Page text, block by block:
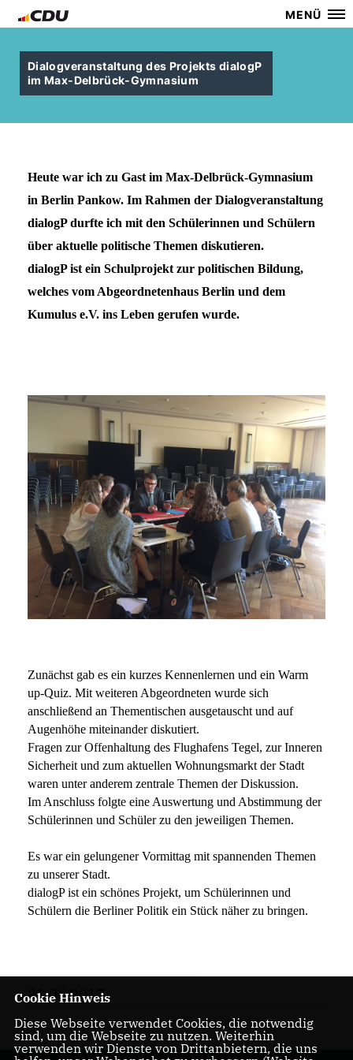
MENÜ
Dialogveranstaltung des Projekts dialogP
im Max-Delbrück-Gymnasium
Heute war ich zu Gast im Max-Delbrück-Gymnasium
in Berlin Pankow. Im Rahmen der Dialogveranstaltung
dialogP durfte ich mit den Schülerinnen und Schülern
über aktuelle politische Themen diskutieren.
dialogP ist ein Schulprojekt zur politischen Bildung,
welches vom Abgeordnetenhaus Berlin und dem
Kumulus e.V. ins Leben gerufen wurde.
Zunächst gab es ein kurzes Kennenlernen und ein Warm
up-Quiz. Mit weiteren Abgeordneten wurde sich
anschließend an Thementischen ausgetauscht und auf
Augenhöhe miteinander diskutiert.
Fragen zur Offenhaltung des Flughafens Tegel, zur Inneren
Sicherheit und zum aktuellen Wohnungsmarkt der Stadt
waren unter anderem zentrale Themen der Diskussion.
Im Anschluss folgte eine Auswertung und Abstimmung der
Schülerinnen und Schüler zu den jeweiligen Themen.
Es war ein gelungener Vormittag mit spannenden Themen
zu unserer Stadt.
dialogP ist ein schönes Projekt, um Schülerinnen und
Schülern die Berliner Politik ein Stück näher zu bringen.
21.06.2017
Cookie Hinweis
Diese Webseite verwendet Cookies, die notwendig
sind, um die Webseite zu nutzen. Weiterhin
verwenden wir Dienste von Drittanbietern, die uns